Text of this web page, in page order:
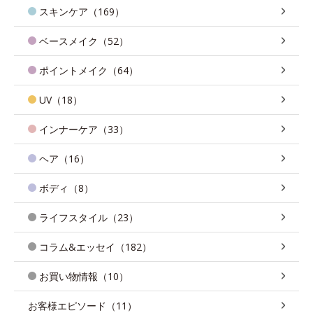
スキンケア（169）
ベースメイク（52）
ポイントメイク（64）
UV（18）
インナーケア（33）
ヘア（16）
ボディ（8）
ライフスタイル（23）
コラム&エッセイ（182）
お買い物情報（10）
お客様エピソード（11）